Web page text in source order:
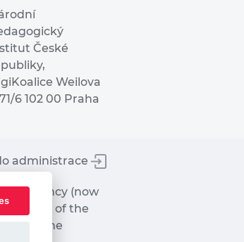
České
Weilova
6 102 00 Praha
administrace
Agency (now
the view of the
of the